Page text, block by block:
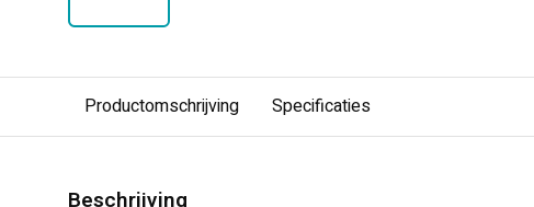
Productomschrijving Specificaties
Beschrijving